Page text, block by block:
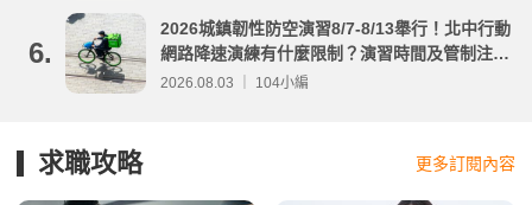
6.
2026城鎮韌性防空演習8/7-8/13舉行！北中行動
網路降速演練有什麼限制？演習時間及管制注意
事項整理
2026.08.03 ｜ 104小編
求職攻略 更多訂閱內容